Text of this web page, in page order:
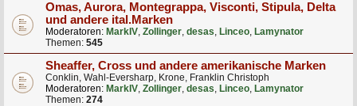
Omas, Aurora, Montegrappa, Visconti, Stipula, Delta
und andere ital.Marken
Moderatoren: MarkIV, Zollinger, desas, Linceo, Lamynator
Themen: 545
Sheaffer, Cross und andere amerikanische Marken
Conklin, Wahl-Eversharp, Krone, Franklin Christoph
Moderatoren: MarkIV, Zollinger, desas, Linceo, Lamynator
Themen: 274